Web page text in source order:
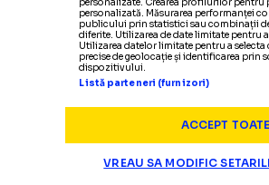
Termeni și condiții
Politica de confidențialitate
personalizată. Măsurarea performanței
publicului prin statistici sau combinații
diferite. Utilizarea de date limitate pentru
Utilizarea datelor limitate pentru a
precise de geolocație și identificarea prin
dispozitivului.
Listă parteneri (furnizori)
ACCEPT TOATE
VREAU SA MODIFIC